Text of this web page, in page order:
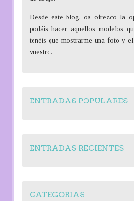
Desde este blog, os ofrezco la
podáis hacer aquellos modelos
tenéis que mostrarme una foto y
vuestro.
ENTRADAS POPULARES
ENTRADAS RECIENTES
CATEGORIAS